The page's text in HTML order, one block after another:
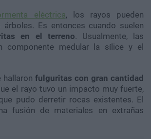
eléctrica, los rayos pueden
Es entonces cuando suelen
en el terreno. Usualmente, las
componente medular la sílice y el
hallaron fulguritas con gran cantidad
el rayo tuvo un impacto muy fuerte,
pudo derretir rocas existentes. El
fusión de materiales en extrañas